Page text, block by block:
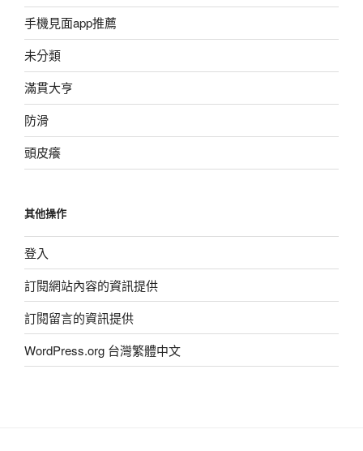
手機見面app推薦
未分類
滿貫大亨
防滑
頭皮癢
其他操作
登入
訂閱網站內容的資訊提供
訂閱留言的資訊提供
WordPress.org 台灣繁體中文